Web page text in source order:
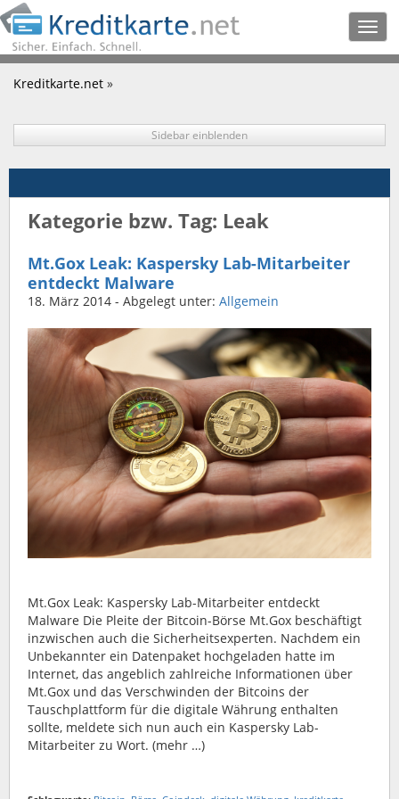
Kreditkarte.net »
Sidebar einblenden
Kategorie bzw. Tag: Leak
Mt.Gox Leak: Kaspersky Lab-Mitarbeiter
entdeckt Malware
18. März 2014 - Abgelegt unter: Allgemein
Mt.Gox Leak: Kaspersky Lab-Mitarbeiter entdeckt
Malware Die Pleite der Bitcoin-Börse Mt.Gox beschäftigt
inzwischen auch die Sicherheitsexperten. Nachdem ein
Unbekannter ein Datenpaket hochgeladen hatte im
Internet, das angeblich zahlreiche Informationen über
Mt.Gox und das Verschwinden der Bitcoins der
Tauschplattform für die digitale Währung enthalten
sollte, meldete sich nun auch ein Kaspersky Lab-
Mitarbeiter zu Wort. (mehr …)